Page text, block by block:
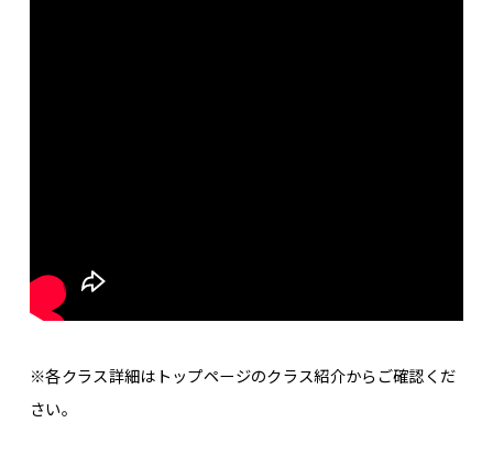
※各クラス詳細はトップページのクラス紹介からご確認くだ
さい。